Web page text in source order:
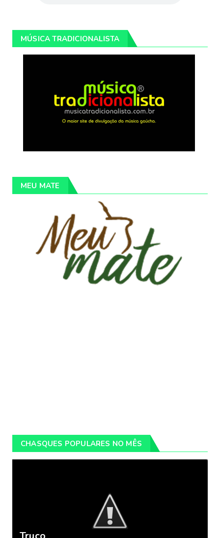
MÚSICA TRADICIONALISTA
MEU MATE
CHASQUES POPULARES NO MÊS